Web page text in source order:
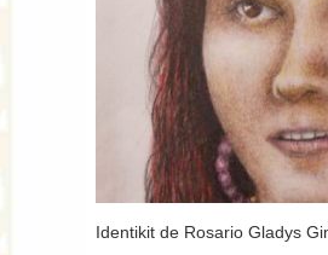
Identikit de Rosario Gladys